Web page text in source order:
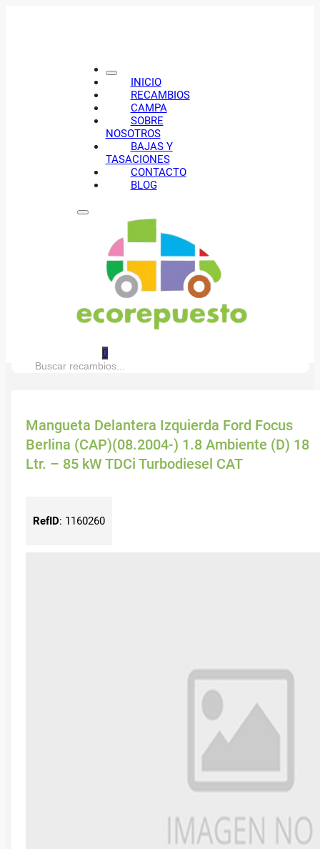
INICIO
RECAMBIOS
CAMPA
SOBRE
NOSOTROS
BAJAS Y
TASACIONES
CONTACTO
BLOG
0
Buscar:
Mangueta Delantera Izquierda Ford Focus
Berlina (CAP)(08.2004-) 1.8 Ambiente (D) 18
Ltr. – 85 kW TDCi Turbodiesel CAT
RefID: 1160260